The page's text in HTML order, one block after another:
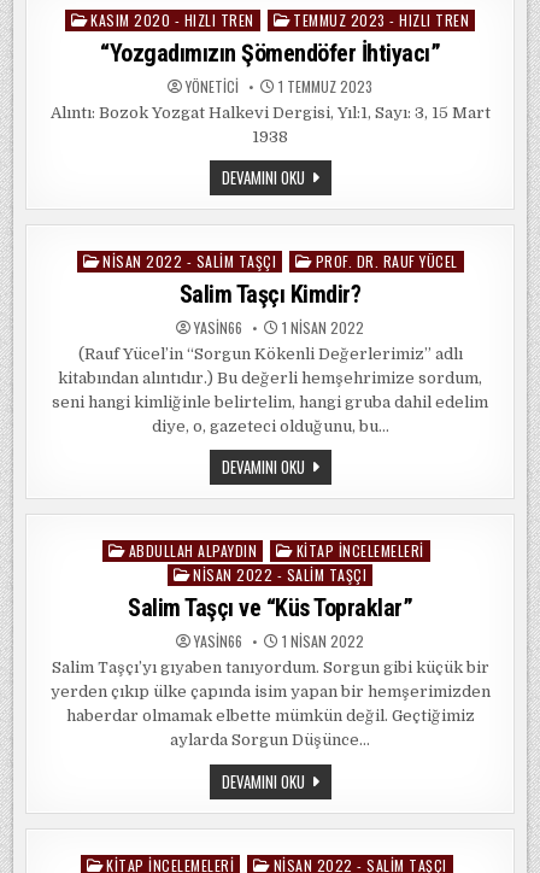
KISA
MALUMAT”
Posted
KASIM 2020 - HIZLI TREN TEMMUZ 2023 - HIZLI TREN
“Yozgadımızın Şömendöfer İhtiyacı”
YÖNETICI 1 TEMMUZ 2023
Alıntı: Bozok Yozgat Halkevi Dergisi, Yıl:1, Sayı: 3, 15 Mart
1938
DEVAMINI OKU“YOZGADIMIZIN
ŞÖMENDÖFER
İHTIYACI”
Posted
NISAN 2022 - SALIM TAŞÇI PROF. DR. RAUF YÜCEL
Salim Taşçı Kimdir?
YASIN66 1 NISAN 2022
(Rauf Yücel’in “Sorgun Kökenli Değerlerimiz” adlı
kitabından alıntıdır.) Bu değerli hemşehrimize sordum,
seni hangi kimliğinle belirtelim, hangi gruba dahil edelim
diye, o, gazeteci olduğunu, bu…
DEVAMINI OKUSALIM
TAŞÇI
KIMDIR?
Posted
ABDULLAH ALPAYDIN
KITAP İNCELEMELERI
NISAN 2022 - SALIM TAŞÇI
Salim Taşçı ve “Küs Topraklar”
YASIN66 1 NISAN 2022
Salim Taşçı’yı gıyaben tanıyordum. Sorgun gibi küçük bir
yerden çıkıp ülke çapında isim yapan bir hemşerimizden
haberdar olmamak elbette mümkün değil. Geçtiğimiz
aylarda Sorgun Düşünce…
DEVAMINI OKUSALIM
TAŞÇI
VE
“KÜS
Posted
KITAP İNCELEMELERI
NISAN 2022 - SALIM TAŞÇI